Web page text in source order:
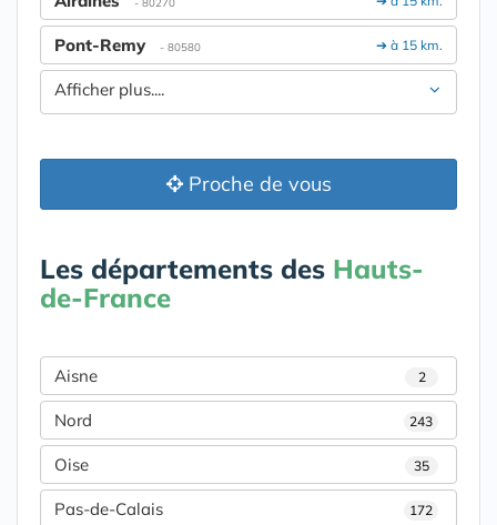
➔ à 15 km.
Pont-Remy - 80580
Afficher plus....
Proche de vous
Les départements des Hauts-
de-France
Aisne 2
Nord 243
Oise 35
Pas-de-Calais 172